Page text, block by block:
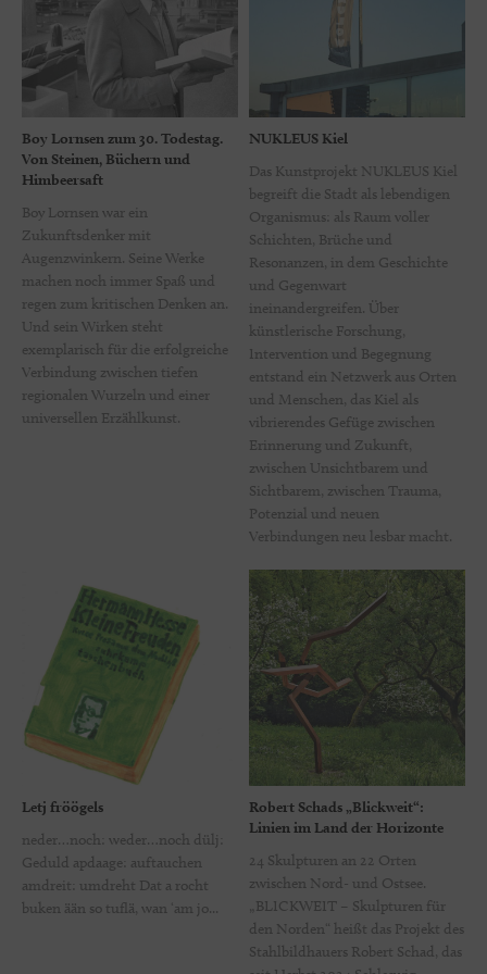
Boy Lornsen zum 30. Todestag.
Von Steinen, Büchern und
Himbeersaft
Boy Lornsen war ein
Zukunftsdenker mit
Augenzwinkern. Seine Werke
machen noch immer Spaß und
regen zum kritischen Denken an.
Und sein Wirken steht
exemplarisch für die erfolgreiche
Verbindung zwischen tiefen
regionalen Wurzeln und einer
universellen Erzählkunst.
NUKLEUS Kiel
Das Kunstprojekt NUKLEUS Kiel
begreift die Stadt als lebendigen
Organismus: als Raum voller
Schichten, Brüche und
Resonanzen, in dem Geschichte
und Gegenwart
ineinandergreifen. Über
künstlerische Forschung,
Intervention und Begegnung
entstand ein Netzwerk aus Orten
und Menschen, das Kiel als
vibrierendes Gefüge zwischen
Erinnerung und Zukunft,
zwischen Unsichtbarem und
Sichtbarem, zwischen Trauma,
Potenzial und neuen
Verbindungen neu lesbar macht.
Letj fröögels
neder…noch: weder…noch dülj:
Geduld apdaage: auftauchen
amdreit: umdreht Dat a rocht
buken ään so tuflä, wan ‘am jo...
Robert Schads „Blickweit“:
Linien im Land der Horizonte
24 Skulpturen an 22 Orten
zwischen Nord- und Ostsee.
„BLICKWEIT – Skulpturen für
den Norden“ heißt das Projekt des
Stahlbildhauers Robert Schad, das